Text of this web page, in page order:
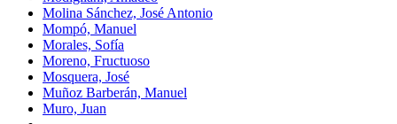
Molina Sánchez, José Antonio
Mompó, Manuel
Morales, Sofía
Moreno, Fructuoso
Mosquera, José
Muñoz Barberán, Manuel
Muro, Juan